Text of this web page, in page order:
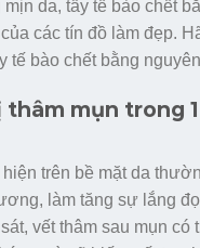
da, tẩy tế bào chết
các tín đồ làm đẹp.
tế bào chết bằng
thâm mụn trong
trên bề mặt da
làm tăng sự lắng
vết thâm sau mụn có